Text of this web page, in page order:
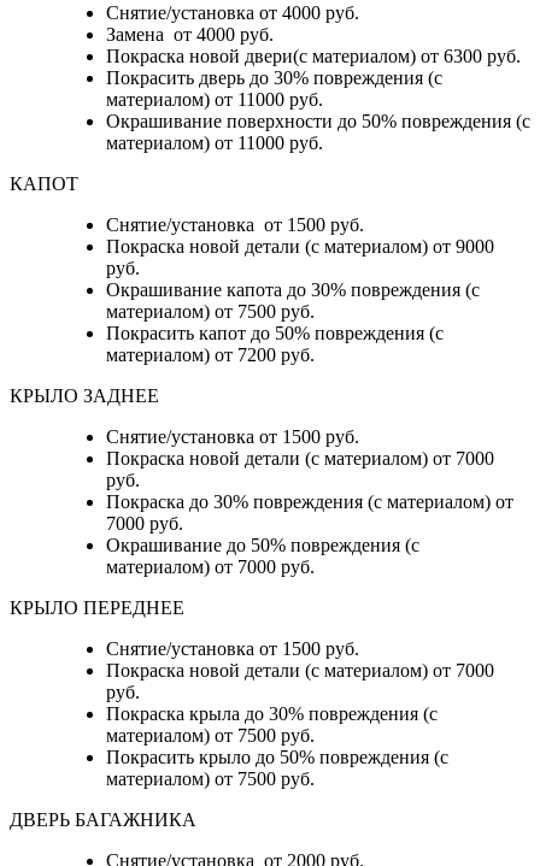
Снятие/установка от 4000 руб.
Замена от 4000 руб.
Покраска новой двери(с материалом) от 6300 руб.
Покрасить дверь до 30% повреждения (с
материалом) от 11000 руб.
Окрашивание поверхности до 50% повреждения (с
материалом) от 11000 руб.
КАПОТ
Снятие/установка от 1500 руб.
Покраска новой детали (с материалом) от 9000
руб.
Окрашивание капота до 30% повреждения (с
материалом) от 7500 руб.
Покрасить капот до 50% повреждения (с
материалом) от 7200 руб.
КРЫЛО ЗАДНЕЕ
Снятие/установка от 1500 руб.
Покраска новой детали (с материалом) от 7000
руб.
Покраска до 30% повреждения (с материалом) от
7000 руб.
Окрашивание до 50% повреждения (с
материалом) от 7000 руб.
КРЫЛО ПЕРЕДНЕЕ
Снятие/установка от 1500 руб.
Покраска новой детали (с материалом) от 7000
руб.
Покраска крыла до 30% повреждения (с
материалом) от 7500 руб.
Покрасить крыло до 50% повреждения (с
материалом) от 7500 руб.
ДВЕРЬ БАГАЖНИКА
Снятие/установка от 2000 руб.